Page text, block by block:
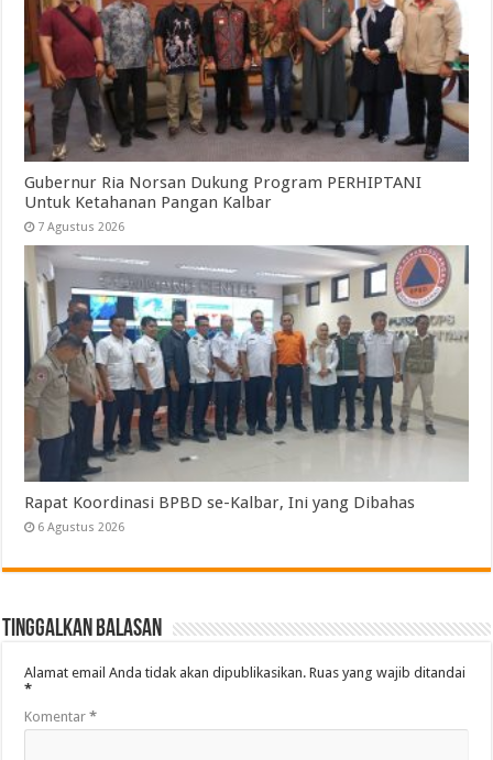
Gubernur Ria Norsan Dukung Program PERHIPTANI
Untuk Ketahanan Pangan Kalbar
7 Agustus 2026
Rapat Koordinasi BPBD se-Kalbar, Ini yang Dibahas
6 Agustus 2026
Tinggalkan Balasan
Alamat email Anda tidak akan dipublikasikan. Ruas yang wajib ditandai
*
Komentar*